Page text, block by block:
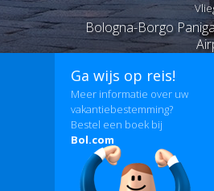
Bologna-Borgo
Ga wijs op reis!
Meer informatie over uw
vakantiebestemming?
Bestel een boek bij
Bol.com